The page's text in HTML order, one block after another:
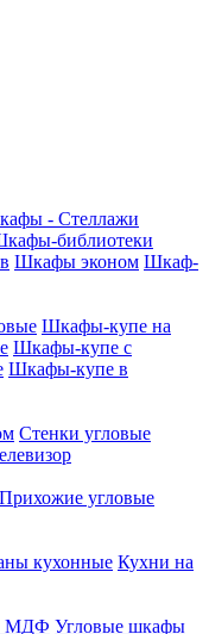
- Стеллажи
библиотеки
Шкафы эконом Шкаф-
Шкафы-купе на
Шкафы-купе с
Шкафы-купе в
Стенки угловые
Прихожие угловые
кухонные Кухни на
МДФ Угловые шкафы